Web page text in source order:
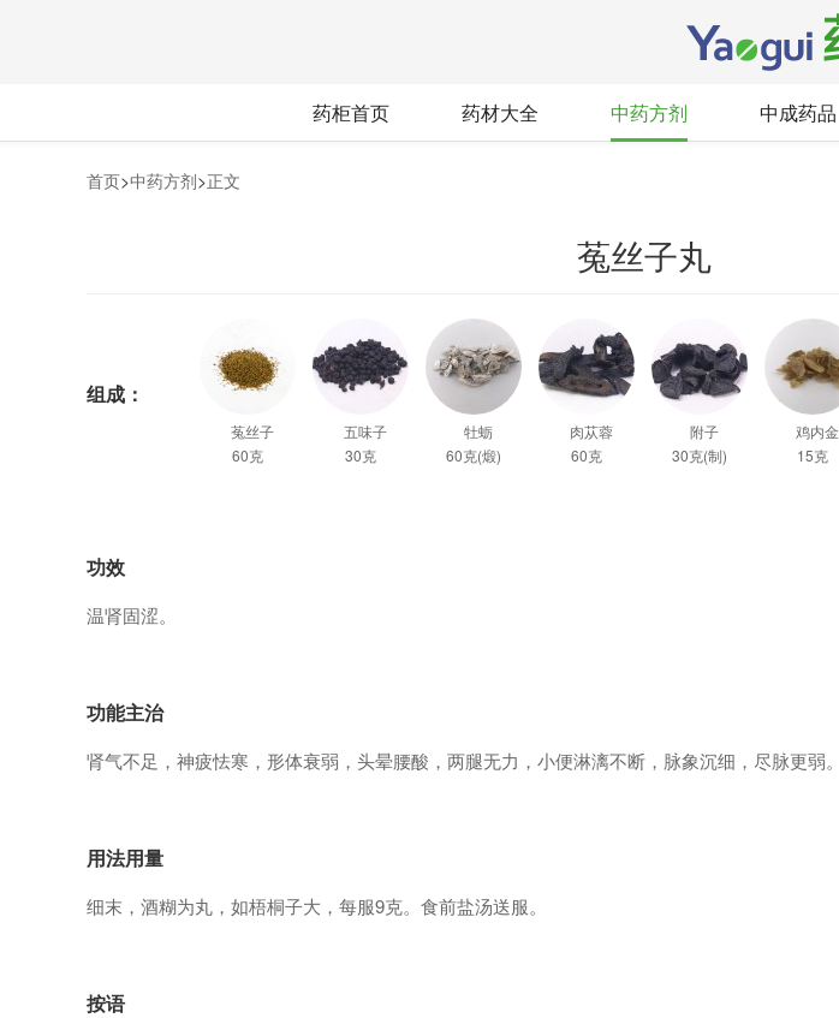
药柜首页 药材大全 中药方剂 中成药品
首页>中药方剂>正文
菟丝子丸
组成：
菟丝子
60克
五味子
30克
牡蛎
60克(煅)
肉苁蓉
60克
附子
30克(制)
鸡内金
15克
功效
温肾固涩。
功能主治
肾气不足，神疲怯寒，形体衰弱，头晕腰酸，两腿无力，小便淋漓不断，脉象沉细，尽脉更弱。
用法用量
细末，酒糊为丸，如梧桐子大，每服9克。食前盐汤送服。
按语